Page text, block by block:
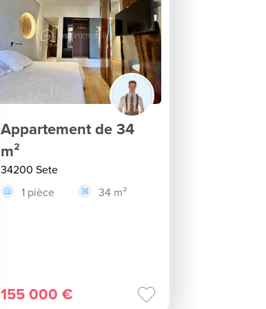
Appartement de 34
m²
34200 Sete
1 pièce
34 m²
155 000 €